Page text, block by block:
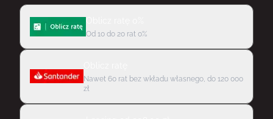
Od 10 do 20 rat 0%
Nawet 60 rat bez wkładu własnego, do 120 000
zł